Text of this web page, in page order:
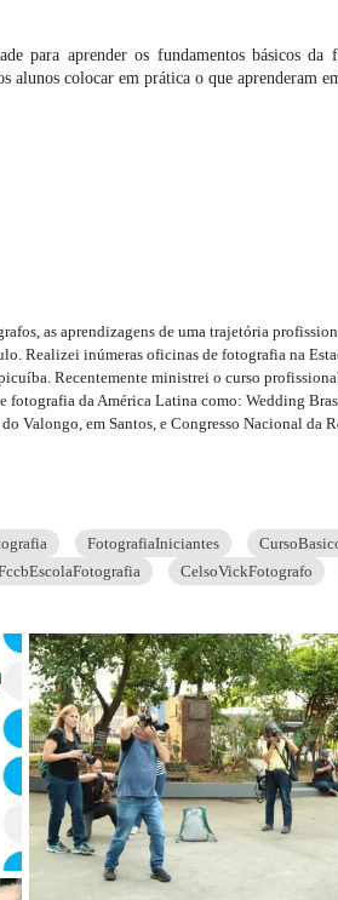
para aprender os fundamentos básicos
alunos colocar em prática o que aprenderam
as aprendizagens de uma trajetória
Realizei inúmeras oficinas de fotografia na
Recentemente ministrei o curso
fotografia da América Latina como: Wedding
Valongo, em Santos, e Congresso Nacional da
FotografiaIniciantes
CelsoVickFotografo